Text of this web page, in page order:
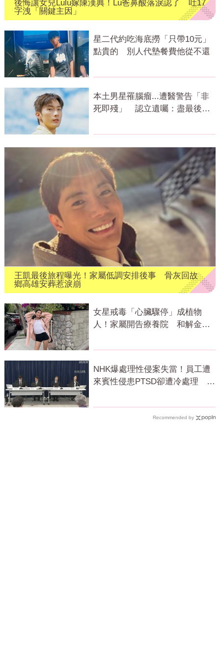
後悔讓女兒Lulu嫁陳漢典！Lu爸鼻酸落淚認了 吐17
字洩「關鍵主因」
星二代約吃海底撈「只帶10元」
點貴的 別人代墊餐費他從不還
本土男星罹腦瘤...遭醫警告「非
死即殘」 認立遺囑：盡最後心
王凱最後旅程曝光！家屬低調安排後事 骨灰回故
鄉高雄安葬惹淚崩
女星戒毒「心臟驟停」成植物
人！家屬開告療養院 和解金近
NHK爆處理性侵案失當！員工遭
來賓性侵患PTSD卻遭冷處理 會
Recommended by